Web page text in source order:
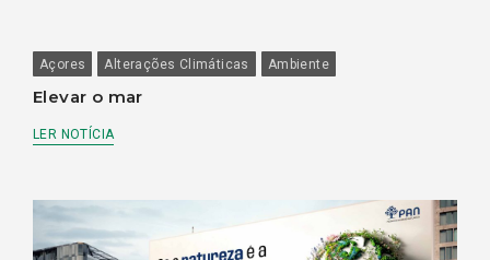
Açores Alterações Climáticas Ambiente
Elevar o mar
LER NOTÍCIA